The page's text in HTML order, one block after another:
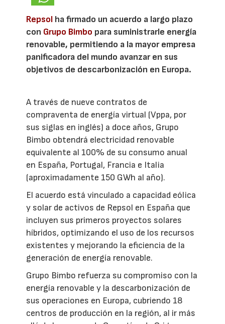
Repsol ha firmado un acuerdo a largo plazo
con Grupo Bimbo para suministrarle energía
renovable, permitiendo a la mayor empresa
panificadora del mundo avanzar en sus
objetivos de descarbonización en Europa.
A través de nueve contratos de
compraventa de energía virtual (Vppa, por
sus siglas en inglés) a doce años, Grupo
Bimbo obtendrá electricidad renovable
equivalente al 100% de su consumo anual
en España, Portugal, Francia e Italia
(aproximadamente 150 GWh al año).
El acuerdo está vinculado a capacidad eólica
y solar de activos de Repsol en España que
incluyen sus primeros proyectos solares
híbridos, optimizando el uso de los recursos
existentes y mejorando la eficiencia de la
generación de energía renovable.
Grupo Bimbo refuerza su compromiso con la
energía renovable y la descarbonización de
sus operaciones en Europa, cubriendo 18
centros de producción en la región, al ir más